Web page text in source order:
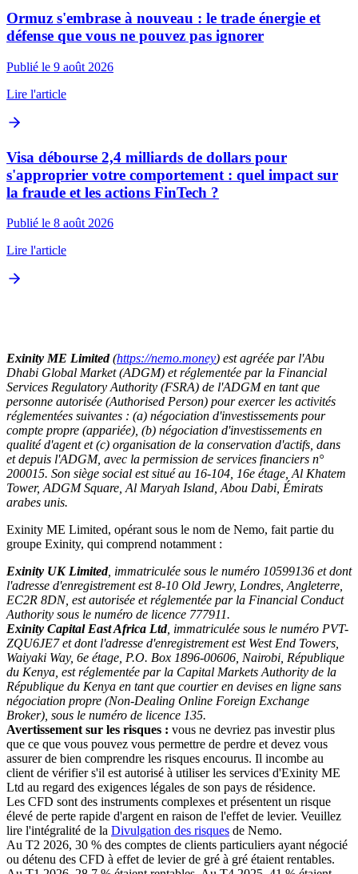
Ormuz s'embrase à nouveau : le trade énergie et
défense que vous ne pouvez pas ignorer
Publié le 9 août 2026
Lire l'article
Visa débourse 2,4 milliards de dollars pour
s'approprier votre comportement : quel impact sur
la fraude et les actions FinTech ?
Publié le 8 août 2026
Lire l'article
Exinity ME Limited(https://nemo.money) est agréée par l'Abu
Dhabi Global Market (ADGM) et réglementée par la Financial
Services Regulatory Authority (FSRA) de l'ADGM en tant que
personne autorisée (Authorised Person) pour exercer les activités
réglementées suivantes : (a) négociation d'investissements pour
compte propre (appariée), (b) négociation d'investissements en
qualité d'agent et (c) organisation de la conservation d'actifs, dans
et depuis l'ADGM, avec la permission de services financiers n°
200015. Son siège social est situé au 16-104, 16e étage, Al Khatem
Tower, ADGM Square, Al Maryah Island, Abou Dabi, Émirats
arabes unis.
Exinity ME Limited, opérant sous le nom de Nemo, fait partie du
groupe Exinity, qui comprend notamment :
Exinity UK Limited, immatriculée sous le numéro 10599136 et dont
l'adresse d'enregistrement est 8-10 Old Jewry, Londres, Angleterre,
EC2R 8DN, est autorisée et réglementée par la Financial Conduct
Authority sous le numéro de licence 777911.
Exinity Capital East Africa Ltd, immatriculée sous le numéro PVT-
ZQU6JE7 et dont l'adresse d'enregistrement est West End Towers,
Waiyaki Way, 6e étage, P.O. Box 1896-00606, Nairobi, République
du Kenya, est réglementée par la Capital Markets Authority de la
République du Kenya en tant que courtier en devises en ligne sans
négociation propre (Non-Dealing Online Foreign Exchange
Broker), sous le numéro de licence 135.
Avertissement sur les risques : vous ne devriez pas investir plus
que ce que vous pouvez vous permettre de perdre et devez vous
assurer de bien comprendre les risques encourus. Il incombe au
client de vérifier s'il est autorisé à utiliser les services d'Exinity ME
Ltd au regard des exigences légales de son pays de résidence.
Les CFD sont des instruments complexes et présentent un risque
élevé de perte rapide d'argent en raison de l'effet de levier. Veuillez
lire l'intégralité de la Divulgation des risques de Nemo.
Au T2 2026, 30 % des comptes de clients particuliers ayant négocié
ou détenu des CFD à effet de levier de gré à gré étaient rentables.